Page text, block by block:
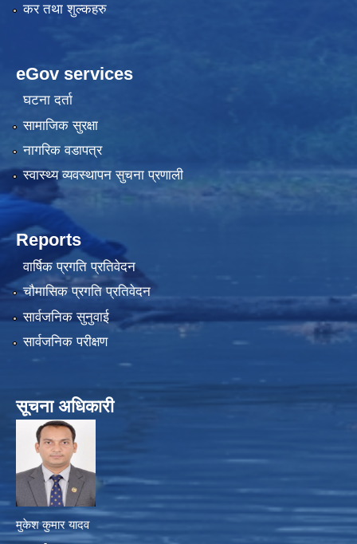
कर तथा शुल्कहरु
eGov services
घटना दर्ता
सामाजिक सुरक्षा
नागरिक वडापत्र
स्वास्थ्य व्यवस्थापन सुचना प्रणाली
Reports
वार्षिक प्रगति प्रतिवेदन
चौमासिक प्रगति प्रतिवेदन
सार्वजनिक सुनुवाई
सार्वजनिक परीक्षण
सूचना अधिकारी
मुकेश कुमार यादव